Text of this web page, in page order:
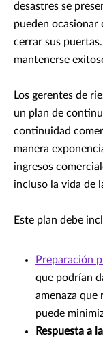
desastres se
pueden ocasionar
cerrar sus
mantenerse
Los gerentes de
un plan de
continuidad
manera
ingresos
incluso la vida de
Este plan debe
Preparación
que podrían
amenaza que
puede
Respuesta a